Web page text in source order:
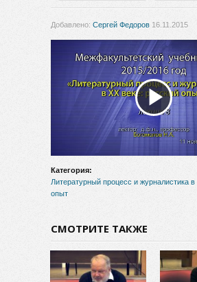
Добавлено: Сергей Федоров 16.11.2015
Категория:
Литературный процесс и журналистика
опыт
СМОТРИТЕ ТАКЖЕ